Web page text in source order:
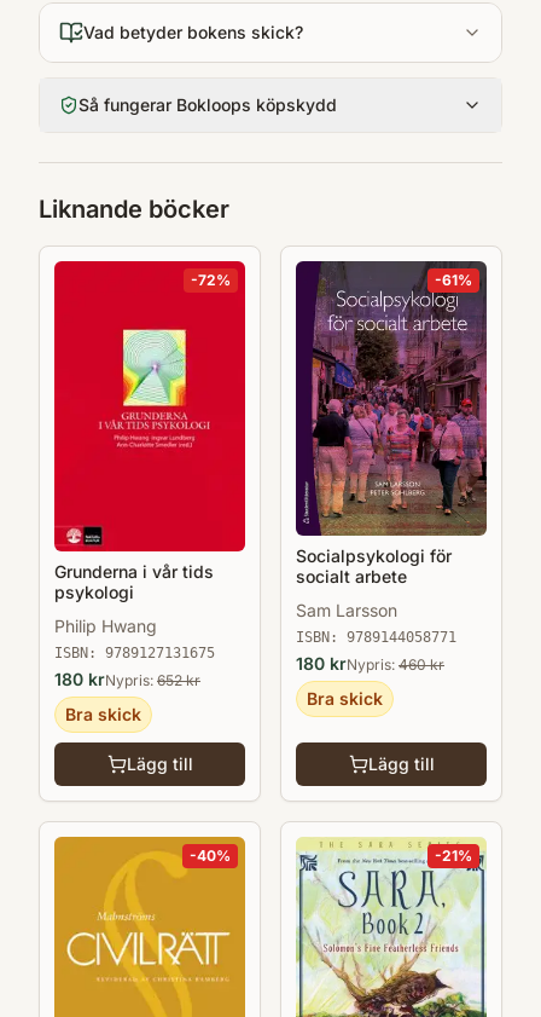
Vad betyder bokens skick?
Så fungerar Bokloops köpskydd
Liknande böcker
-72%
Grunderna i vår tids
psykologi
Philip Hwang
ISBN: 9789127131675
180 krNypris: 652kr
Bra skick
Lägg till
-61%
Socialpsykologi för
socialt arbete
Sam Larsson
ISBN: 9789144058771
180 krNypris: 460kr
Bra skick
Lägg till
-40% -21%